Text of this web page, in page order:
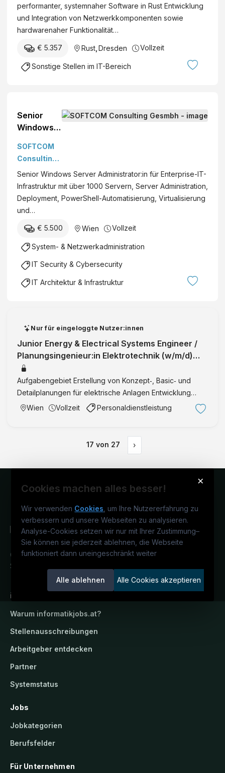
performanter, systemnaher Software in Rust Entwicklung
und Integration von Netzwerkkomponenten sowie
hardwarenaher Funktionalität…
€ 5.357 Rust Dresden Vollzeit
Sonstige Stellen im IT-Bereich
Senior
Windows
Administra
tor (m/w/d)
SOFTCOM
Consulting
Gesmbh
Senior Windows Server Administrator:in für Enterprise-IT-
Infrastruktur mit über 1000 Servern, Server Administration,
Deployment, PowerShell-Automatisierung, Virtualisierung
und…
€ 5.500 Wien Vollzeit
System- & Netzwerkadministration
IT Security & Cybersecurity
IT Architektur & Infrastruktur
Nur für eingeloggte Nutzer:innen
Junior Energy & Electrical Systems Engineer /
Planungsingenieur:in Elektrotechnik (w/m/d)
Gestalte die Energiezukunft mi
Aufgabengebiet Erstellung von Konzept‑, Basic‑ und
Detailplanungen für elektrische Anlagen Entwicklung
technischer Lösungen unter Einhaltung relevanter
Wien Vollzeit Personaldienstleistung
17 von 27 ›
×
Cookies machen alles besser!
Wir verwenden Cookies , um Ihre Nutzererfahrung zu
verbessern und unsere Webseiten zu analysieren.
Analyse-Cookies setzen wir nur mit Ihrer Zustimmung–
Sie können sie jederzeit ablehnen, die Webseite
funktioniert dann uneingeschränkt weiter
Alle ablehnen Alle Cookies akzeptieren
Österreichs IT-Karriereportal.Ein
Service der candidatis GmbH.
informatikjobs.at
Warum informatikjobs.at?
Stellenausschreibungen
Arbeitgeber entdecken
Partner
Systemstatus
Jobs
Jobkategorien
Berufsfelder
Für Unternehmen